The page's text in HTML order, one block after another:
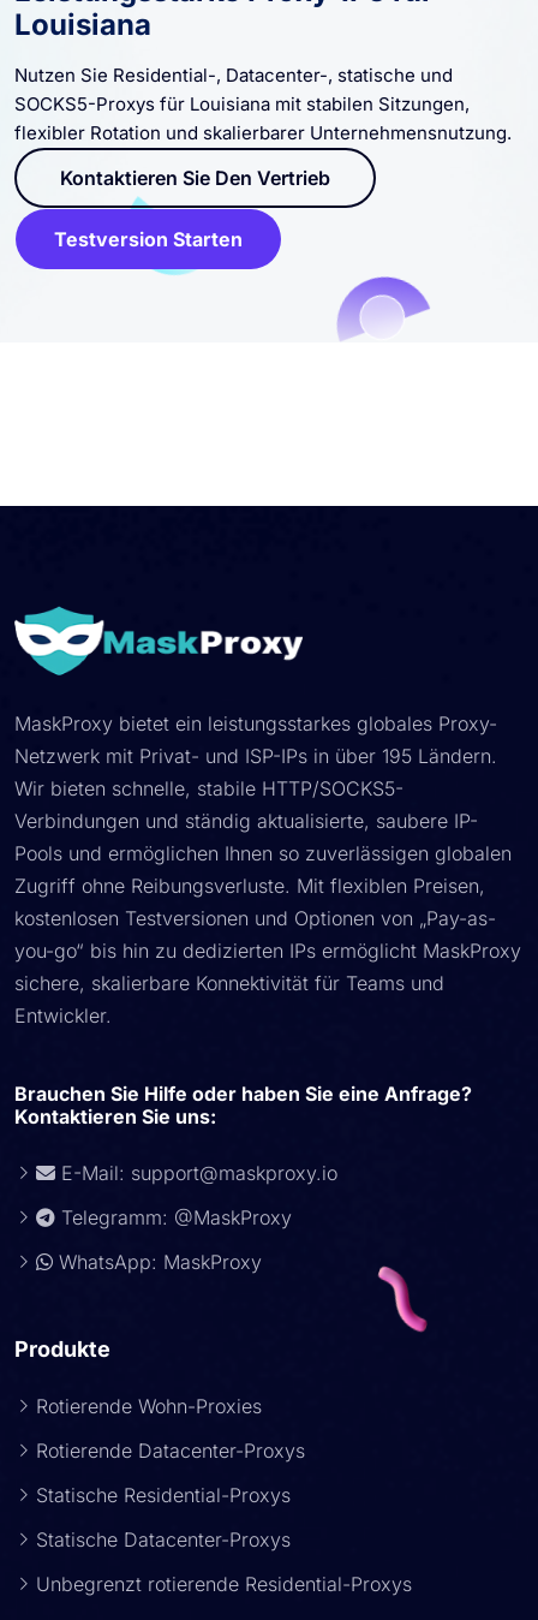
Louisiana
Nutzen Sie Residential-, Datacenter-, statische und
SOCKS5-Proxys für Louisiana mit stabilen Sitzungen,
flexibler Rotation und skalierbarer Unternehmensnutzung.
Kontaktieren Sie Den Vertrieb
Testversion Starten
MaskProxy bietet ein leistungsstarkes globales Proxy-
Netzwerk mit Privat- und ISP-IPs in über 195 Ländern.
Wir bieten schnelle, stabile HTTP/SOCKS5-
Verbindungen und ständig aktualisierte, saubere IP-
Pools und ermöglichen Ihnen so zuverlässigen globalen
Zugriff ohne Reibungsverluste. Mit flexiblen Preisen,
kostenlosen Testversionen und Optionen von „Pay-as-
you-go“ bis hin zu dedizierten IPs ermöglicht MaskProxy
sichere, skalierbare Konnektivität für Teams und
Entwickler.
Brauchen Sie Hilfe oder haben Sie eine Anfrage?
Kontaktieren Sie uns:
E-Mail: support@maskproxy.io
Telegramm: @MaskProxy
WhatsApp: MaskProxy
Produkte
Rotierende Wohn-Proxies
Rotierende Datacenter-Proxys
Statische Residential-Proxys
Statische Datacenter-Proxys
Unbegrenzt rotierende Residential-Proxys